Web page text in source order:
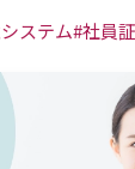
ステム#社員証